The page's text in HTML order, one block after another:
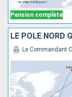
Pension complète
LE PÔLE NORD
Le Commandant